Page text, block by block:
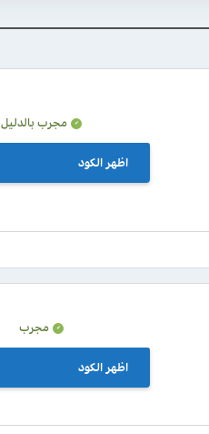
مجرب بالدليل
اظهر الكود
مجرب
اظهر الكود